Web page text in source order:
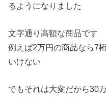
るようになりました
文字通り高額な商品です
例えば2万円の商品なら7
いけない
でもそれは大変だから30